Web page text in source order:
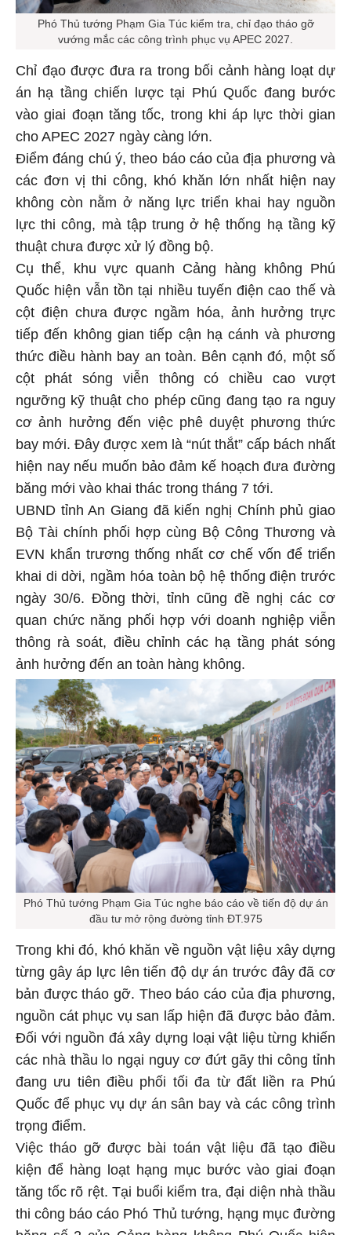
Phó Thủ tướng Phạm Gia Túc kiểm tra, chỉ đạo tháo gỡ
vướng mắc các công trình phục vụ APEC 2027.
Chỉ đạo được đưa ra trong bối cảnh hàng loạt dự
án hạ tầng chiến lược tại Phú Quốc đang bước
vào giai đoạn tăng tốc, trong khi áp lực thời gian
cho APEC 2027 ngày càng lớn.
Điểm đáng chú ý, theo báo cáo của địa phương và
các đơn vị thi công, khó khăn lớn nhất hiện nay
không còn nằm ở năng lực triển khai hay nguồn
lực thi công, mà tập trung ở hệ thống hạ tầng kỹ
thuật chưa được xử lý đồng bộ.
Cụ thể, khu vực quanh Cảng hàng không Phú
Quốc hiện vẫn tồn tại nhiều tuyến điện cao thế và
cột điện chưa được ngầm hóa, ảnh hưởng trực
tiếp đến không gian tiếp cận hạ cánh và phương
thức điều hành bay an toàn. Bên cạnh đó, một số
cột phát sóng viễn thông có chiều cao vượt
ngưỡng kỹ thuật cho phép cũng đang tạo ra nguy
cơ ảnh hưởng đến việc phê duyệt phương thức
bay mới. Đây được xem là “nút thắt” cấp bách nhất
hiện nay nếu muốn bảo đảm kế hoạch đưa đường
băng mới vào khai thác trong tháng 7 tới.
UBND tỉnh An Giang đã kiến nghị Chính phủ giao
Bộ Tài chính phối hợp cùng Bộ Công Thương và
EVN khẩn trương thống nhất cơ chế vốn để triển
khai di dời, ngầm hóa toàn bộ hệ thống điện trước
ngày 30/6. Đồng thời, tỉnh cũng đề nghị các cơ
quan chức năng phối hợp với doanh nghiệp viễn
thông rà soát, điều chỉnh các hạ tầng phát sóng
ảnh hưởng đến an toàn hàng không.
Phó Thủ tướng Phạm Gia Túc nghe báo cáo về tiến độ dự án
đầu tư mở rộng đường tỉnh ĐT.975
Trong khi đó, khó khăn về nguồn vật liệu xây dựng
từng gây áp lực lên tiến độ dự án trước đây đã cơ
bản được tháo gỡ. Theo báo cáo của địa phương,
nguồn cát phục vụ san lấp hiện đã được bảo đảm.
Đối với nguồn đá xây dựng loại vật liệu từng khiến
các nhà thầu lo ngại nguy cơ đứt gãy thi công tỉnh
đang ưu tiên điều phối tối đa từ đất liền ra Phú
Quốc để phục vụ dự án sân bay và các công trình
trọng điểm.
Việc tháo gỡ được bài toán vật liệu đã tạo điều
kiện để hàng loạt hạng mục bước vào giai đoạn
tăng tốc rõ rệt. Tại buổi kiểm tra, đại diện nhà thầu
thi công báo cáo Phó Thủ tướng, hạng mục đường